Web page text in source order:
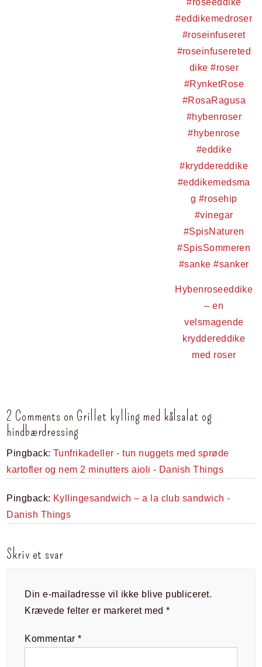
Hybenroseeddike
– en
velsmagende
kryddereddike
med roser
2 Comments on Grillet kylling med kålsalat og
hindbærdressing
Pingback:Tunfrikadeller - tun nuggets med sprøde
kartofler og nem 2 minutters aioli - Danish Things
Pingback: Kyllingesandwich – a la club sandwich -
Danish Things
Skriv et svar
Din e-mailadresse vil ikke blive publiceret.
Krævede felter er markeret med*
Kommentar*